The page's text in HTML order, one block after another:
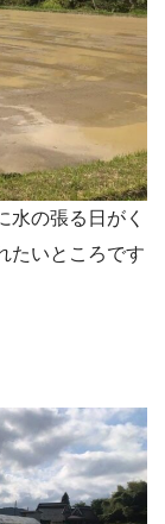
の張る日がく
たいところです